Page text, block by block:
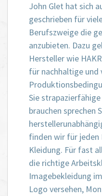
John Glet hat sich
geschrieben für
Berufszweige die
anzubieten. Dazu
Hersteller wie
für nachhaltige
Sie
brauchen sprechen
finden wir für jeden
Kleidung. Für fast
die richtige
Imagebekleidung
Logo versehen,